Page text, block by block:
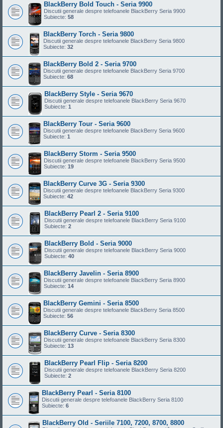
BlackBerry Bold Touch - Seria 9900
Discutii generale despre telefoanele BlackBerry Seria 9900
Subiecte: 58
BlackBerry Torch - Seria 9800
Discutii generale despre telefoanele BlackBerry Seria 9800
Subiecte: 32
BlackBerry Bold 2 - Seria 9700
Discutii generale despre telefoanele BlackBerry Seria 9700
Subiecte: 68
BlackBerry Style - Seria 9670
Discutii generale despre telefoanele BlackBerry Seria 9670
Subiecte: 1
BlackBerry Tour - Seria 9600
Discutii generale despre telefoanele BlackBerry Seria 9600
Subiecte: 1
BlackBerry Storm - Seria 9500
Discutii generale despre telefoanele BlackBerry Seria 9500
Subiecte: 19
BlackBerry Curve 3G - Seria 9300
Discutii generale despre telefoanele BlackBerry Seria 9300
Subiecte: 42
BlackBerry Pearl 2 - Seria 9100
Discutii generale despre telefoanele BlackBerry Seria 9100
Subiecte: 2
BlackBerry Bold - Seria 9000
Discutii generale despre telefoanele BlackBerry Seria 9000
Subiecte: 40
BlackBerry Javelin - Seria 8900
Discutii generale despre telefoanele BlackBerry Seria 8900
Subiecte: 14
BlackBerry Gemini - Seria 8500
Discutii generale despre telefoanele BlackBerry Seria 8500
Subiecte: 56
BlackBerry Curve - Seria 8300
Discutii generale despre telefoanele BlackBerry Seria 8300
Subiecte: 13
BlackBerry Pearl Flip - Seria 8200
Discutii generale despre telefoanele BlackBerry Seria 8200
Subiecte: 2
BlackBerry Pearl - Seria 8100
Discutii generale despre telefoanele BlackBerry Seria 8100
Subiecte: 6
BlackBerry Old - Seriile 7100, 7200, 8700, 8800